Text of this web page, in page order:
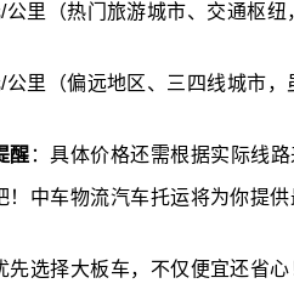
公里（热门旅游城市、交通枢纽
公里（偏远地区、三四线城市，
醒 ：具体价格还需根据实际线
中车物流汽车托运将为你提
选择大板车，不仅便宜还省心